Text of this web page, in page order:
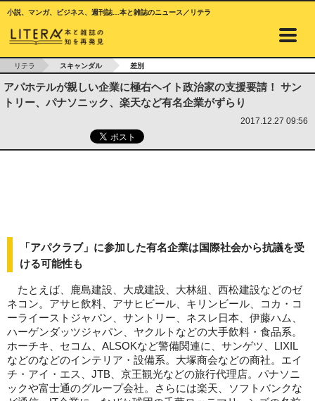
小説、マンガ、ビジネス、週刊誌…本と雑誌のニュース／リテラ
リテラ スキャンダル 差別
アパホテルが親しい企業に極右ヘイト政治家の支援要請！ サン
トリー、パナソニック、楽天など有名企業がずらり
2017.12.27 09:56
「アパクラブ」に参加した有名企業は国際社会から抗議を受
ける可能性も
たとえば、鹿島建設、大成建設、大林組、西松建設などのゼ
ネコン。アサヒ飲料、アサヒビール、キリンビール、コカ・コ
ーライーストジャパン、サントリー、ネスレ日本、伊藤ハム、
ハーゲンダッツジャパン、ヤクルトなどの大手飲料・食品系。
ホーチキ、セコム、ALSOKなど警備関連に、サンゲツ、LIXIL
などのなどのインテリア・設備系。大塚商会などの商社。エイ
チ・アイ・エス、JTB、京王観光などの旅行代理店。パナソニ
ックや富士通のグループ会社。さらには楽天、ソフトバンクな